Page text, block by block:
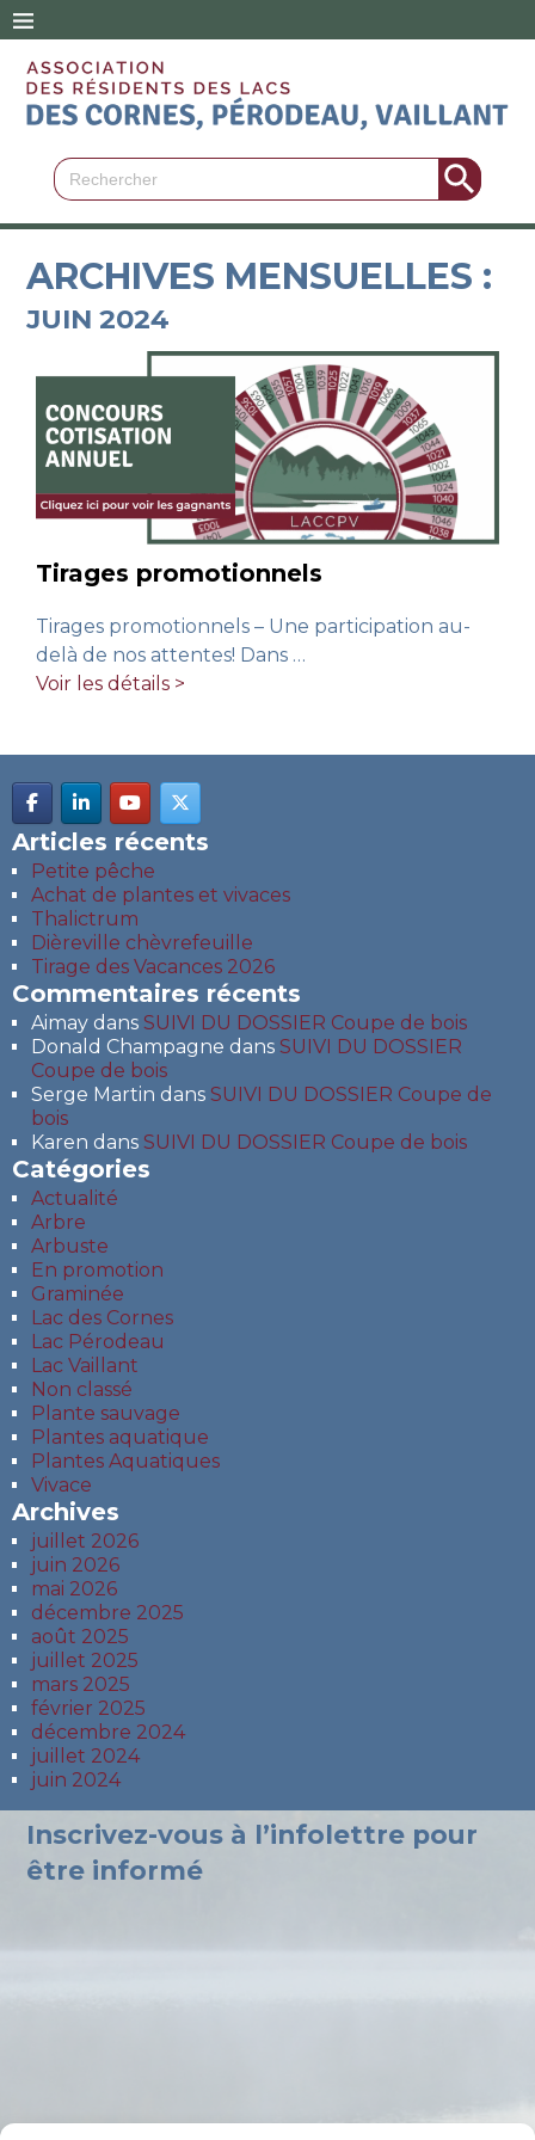
Search
for:
Search Button
ARCHIVES MENSUELLES :
JUIN 2024
Tirages promotionnels
Tirages promotionnels – Une participation au-
delà de nos attentes! Dans …
Voir les détails >
Articles récents
Petite pêche
Achat de plantes et vivaces
Thalictrum
Dièreville chèvrefeuille
Tirage des Vacances 2026
Commentaires récents
Aimay dans SUIVI DU DOSSIER Coupe de bois
Donald Champagne dans SUIVI DU DOSSIER
Coupe de bois
Serge Martin dans SUIVI DU DOSSIER Coupe de
bois
Karen dans SUIVI DU DOSSIER Coupe de bois
Catégories
Actualité
Arbre
Arbuste
En promotion
Graminée
Lac des Cornes
Lac Pérodeau
Lac Vaillant
Non classé
Plante sauvage
Plantes aquatique
Plantes Aquatiques
Vivace
Archives
juillet 2026
juin 2026
mai 2026
décembre 2025
août 2025
juillet 2025
mars 2025
février 2025
décembre 2024
juillet 2024
juin 2024
Inscrivez-vous à l’infolettre pour
être informé